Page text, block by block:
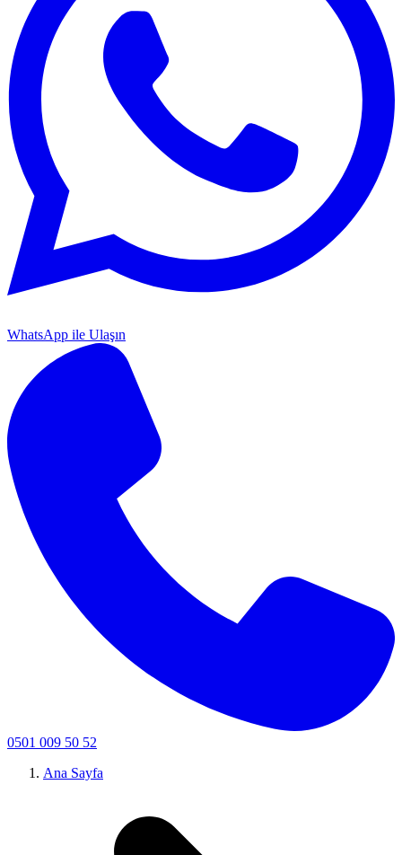
WhatsApp ile Ulaşın
0501 009 50 52
Ana Sayfa